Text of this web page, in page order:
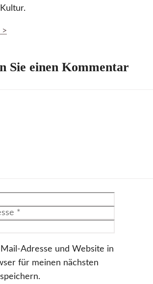
Sie einen Kommentar
Mail-Adresse und Website in
für meinen nächsten